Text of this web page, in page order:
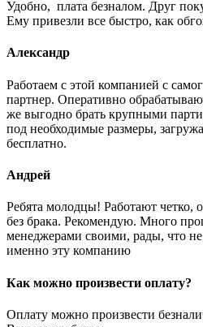
Удобно, плата безналом. Друг
Ему привезли все быстро, как
Александр
Работаем с этой компанией с
партнер. Оперативно
же выгодно брать крупными
под необходимые размеры,
бесплатно.
Андрей
Ребята молодцы! Работают четко,
без брака. Рекомендую. Много
менеджерами своими, рады, что
именно эту компанию
Как можно произвести оплату?
Оплату можно произвести